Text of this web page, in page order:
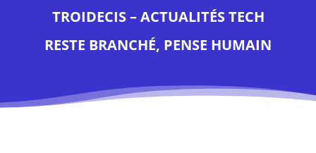
TROIDECIS – ACTUALITÉS TECH
RESTE BRANCHÉ, PENSE HUMAIN